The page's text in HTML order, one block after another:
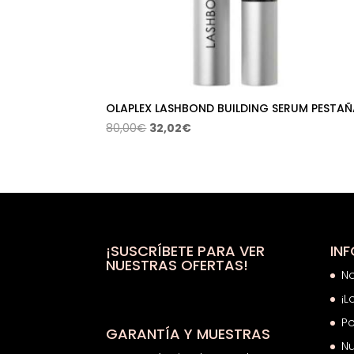
OLAPLEX LASHBOND BUILDING SERUM
80,00€ El
32,02€El
¡SUSCRÍBETE PARA VER
NUESTRAS OFERTAS!
GARANTÍA Y MUESTRAS